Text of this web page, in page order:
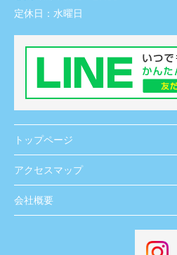
定休日： 水曜日
トップページ
アクセスマップ
会社概要